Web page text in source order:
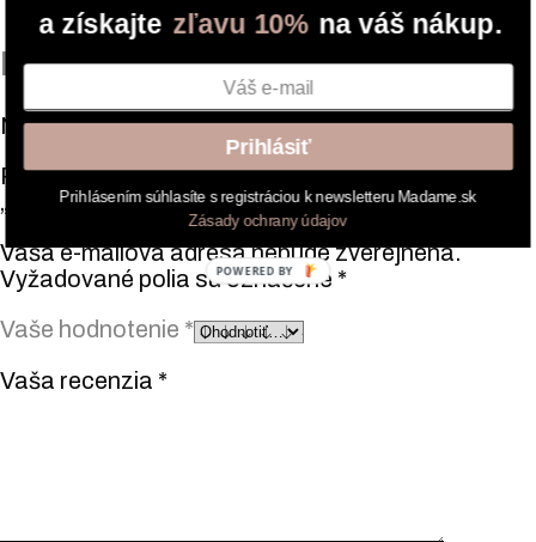
Recenzie
Nikto zatiaľ nepridal hodnotenie.
Pridajte prvú recenziu pre “Strieborný náhrdelník
„Tri hviezdy“”
Vaša e-mailová adresa nebude zverejnená.
Vyžadované polia sú označené *
Vaše hodnotenie *
Vaša recenzia *
Prihlásiť
Zásady ochrany údajov
Prihlásením súhlasíte s registráciou k newsletteru Madame.sk
a získajte zľavu 10% na váš nákup.
POWERED BY